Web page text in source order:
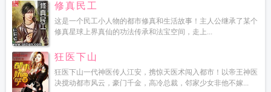
修真民工
这是一个民工小人物的都市修真和生活故事！主人公继承了某个
修真星球上界真仙的功法传承和法宝空间，走上...
狂医下山
狂医下山一代神医传人江安，携惊天医术闯入都市！以帝王神医
决搅动都市风云，豪门千金，高冷总裁，邻家少女非他不嫁...